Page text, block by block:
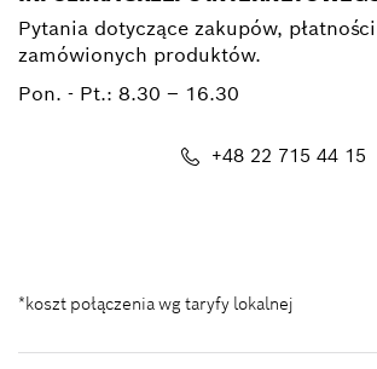
Pytania dotyczące zakupów,
zamówionych produktów.
Pon. - Pt.: 8.30 – 16.30
+48 22 715 44 15
*koszt połączenia wg taryfy lokalnej